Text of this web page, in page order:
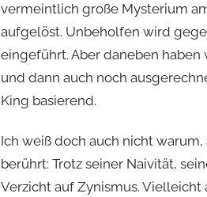
vermeintlich große Mysterium
aufgelöst. Unbeholfen wird
eingeführt. Aber daneben haben
und dann auch noch
King basierend.
Ich weiß doch auch nicht
berührt: Trotz seiner Naivität,
Verzicht auf Zynismus.